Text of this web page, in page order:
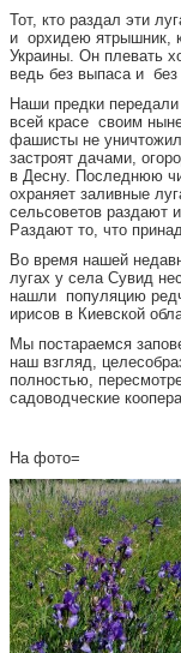
Тот, кто раздал эти
и орхидею ятрышник,
Украины. Он плевать
ведь без выпаса и
Наши предки передали
всей красе своим
фашисты не
застроят дачами,
в Десну. Последнюю
охраняет заливные
сельсоветов раздают
Раздают то, что
Во время нашей
лугах у села Сувид
нашли популяцию
ирисов в Киевской
Мы постараемся
наш взгляд,
полностью,
садоводческие
На фото=